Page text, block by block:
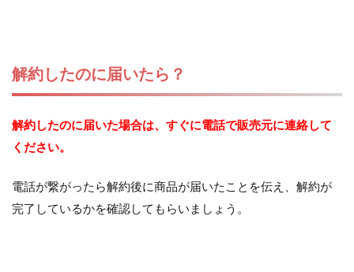
解約したのに届いたら？
解約したのに届いた場合は、すぐに電話で販売元に連絡して
ください。
電話が繋がったら解約後に商品が届いたことを伝え、解約が
完了しているかを確認してもらいましょう。